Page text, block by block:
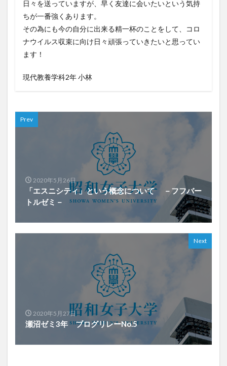
日々を送っていますが、早く友達に会いたいという気持
ちが一番強くあります。
その為にも今の自分に出来る精一杯のことをして、コロ
ナウイルス収束に向け日々頑張っていきたいと思ってい
ます！
現代教養学科2年 小林
Prev
2020年5月26日
「エスニシティ」という概念について －フフバー
トルゼミ－
Next
2020年5月27日
瀬沼ゼミ3年 ブログリレーNo.5